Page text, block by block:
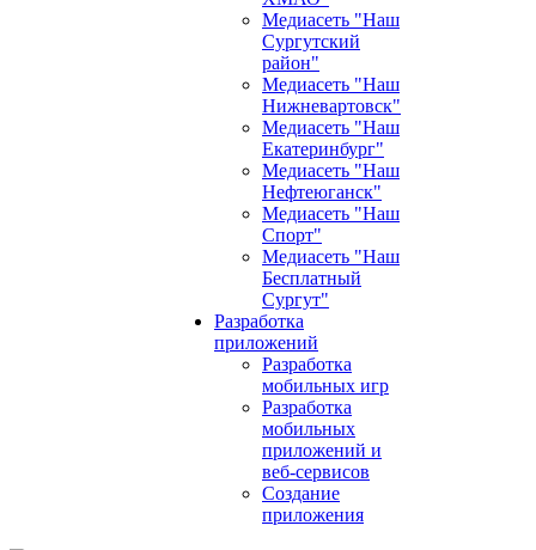
Медиасеть "Наш
Сургутский
район"
Медиасеть "Наш
Нижневартовск"
Медиасеть "Наш
Екатеринбург"
Медиасеть "Наш
Нефтеюганск"
Медиасеть "Наш
Спорт"
Медиасеть "Наш
Бесплатный
Сургут"
Разработка
приложений
Разработка
мобильных игр
Разработка
мобильных
приложений и
веб-сервисов
Создание
приложения